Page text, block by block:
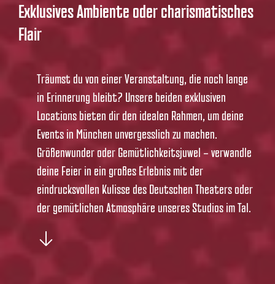
Exklusives Ambiente oder charismatisches
Flair
Träumst du von einer Veranstaltung, die noch lange
in Erinnerung bleibt? Unsere beiden exklusiven
Locations bieten dir den idealen Rahmen, um deine
Events in München unvergesslich zu machen.
Größenwunder oder Gemütlichkeitsjuwel – verwandle
deine Feier in ein großes Erlebnis mit der
eindrucksvollen Kulisse des Deutschen Theaters oder
der gemütlichen Atmosphäre unseres Studios im Tal.